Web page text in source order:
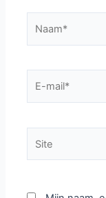
mail*